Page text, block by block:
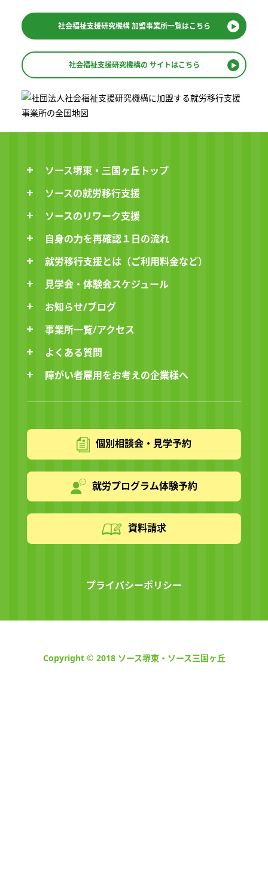
社会福祉支援研究機構加盟事業所一覧はこちら
社会福祉支援研究機構の サイトはこちら
ソース堺東・三国ヶ丘トップ
ソースの就労移行支援
ソースのリワーク支援
自身の力を再確認１日の流れ
就労移行支援とは（ご利用料金など）
見学会・体験会スケジュール
お知らせ/ブログ
事業所一覧/アクセス
よくある質問
障がい者雇用をお考えの企業様へ
個別相談会・見学予約
就労プログラム体験予約
資料請求
プライバシーポリシー
Copyright © 2018 ソース堺東・ソース三国ヶ丘